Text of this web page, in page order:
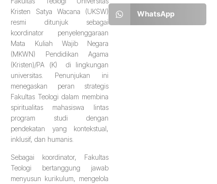
Kristen Satya Wacana (UKSW)
resmi ditunjuk sebagai
koordinator penyelenggaraan
Mata Kuliah Wajib Negara
(MKWN) Pendidikan Agama
(Kristen)/PA (K) di lingkungan
universitas. Penunjukan ini
menegaskan peran strategis
Fakultas Teologi dalam membina
spiritualitas mahasiswa lintas
program studi dengan
pendekatan yang kontekstual,
inklusif, dan humanis.
Sebagai koordinator, Fakultas
Teologi bertanggung jawab
menyusun kurikulum, mengelola
WhatsApp